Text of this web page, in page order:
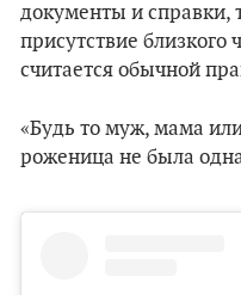
документы и справки,
присутствие близкого
считается обычной
«Будь то муж, мама
роженица не была